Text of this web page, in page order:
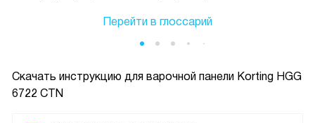
Скачать инструкцию для варочной панели
Перейти в глоссарий